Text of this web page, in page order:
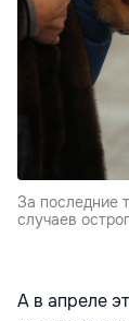
За последние
случаев
А в апреле